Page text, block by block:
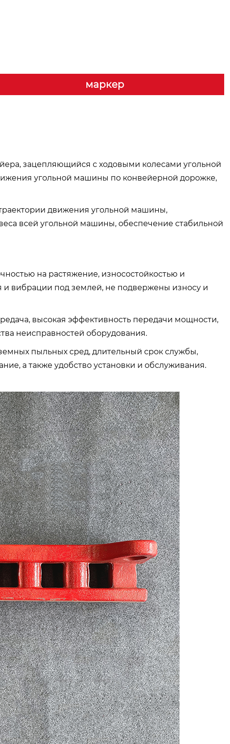
маркер
зацепляющийся с ходовыми колесами угольной
угольной машины по конвейерной дорожке,
движения угольной машины,
всей угольной машины, обеспечение стабильной
на растяжение, износостойкостью и
и вибрации под землей, не подвержены износу и
высокая эффективность передачи мощности,
неисправностей оборудования.
пыльных сред, длительный срок службы,
а также удобство установки и обслуживания.